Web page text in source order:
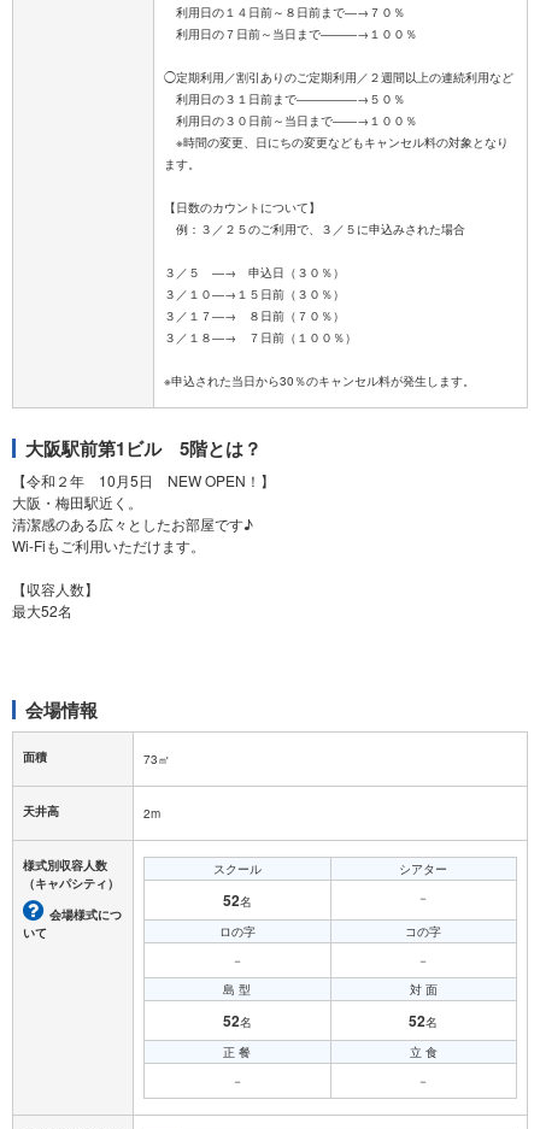
利用日の１４日前～８日前まで―→７０％
利用日の７日前～当日まで―――→１００％
◯定期利用／割引ありのご定期利用／２週間以上の連続利用など
利用日の３１日前まで―――――→５０％
利用日の３０日前～当日まで――→１００％
※時間の変更、日にちの変更などもキャンセル料の対象となり
ます。
【日数のカウントについて】
例：３／２５のご利用で、３／５に申込みされた場合
３／５ ―→ 申込日（３０％）
３／１０―→１５日前（３０％）
３／１７―→ ８日前（７０％）
３／１８―→ ７日前（１００％）
大阪駅前第1ビル 5階とは？
【令和２年 10月5日 NEW OPEN！】
大阪・梅田駅近く。
清潔感のある広々としたお部屋です♪
Wi-Fiもご利用いただけます。
【収容人数】
最大52名
会場情報
面積 73㎡
天井高 2m
様式別収容人数
（キャパシティ）
会場様式につ
いて
スクール
52名
シアター
－
ロの字
－
コの字
－
島 型
52名
対 面
52名
正 餐
－
立 食
－